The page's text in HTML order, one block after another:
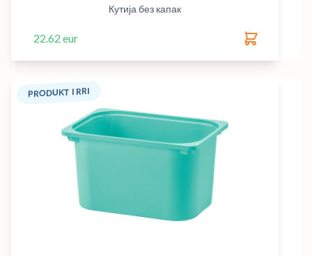
Кутија без капак
22.62 eur
PRODUKT I RRI